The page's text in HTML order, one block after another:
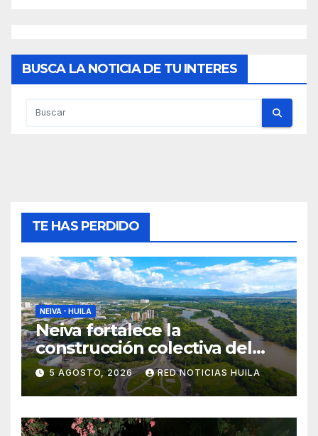
BUSCA LA NOTICIA DE TU INTERES
TE HAS PERDIDO
NEIVA - HUILA
Neiva fortalece la
construcción colectiva del
POT
5 AGOSTO, 2026 RED NOTICIAS HUILA